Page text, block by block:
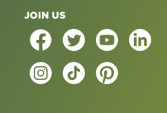
JOIN US